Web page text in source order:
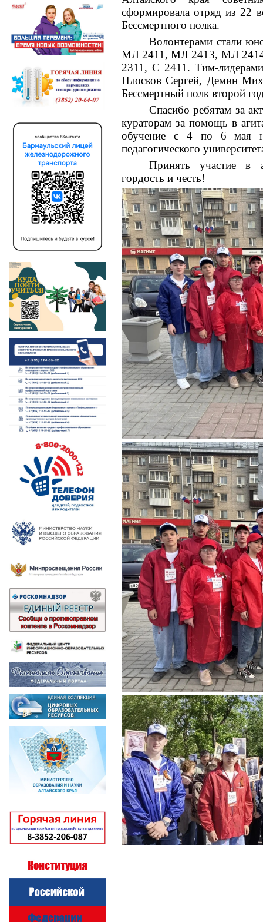
сформировала отряд из 22
Бессмертного полка.
Волонтерами стали
МЛ 2411, МЛ 2413, МЛ
2311, С 2411. Тим-
Плосков Сергей, Демин
Бессмертный полк второй
Спасибо ребятам за
кураторам за помощь в
обучение с 4 по 6 мая на
педагогического
Принять участие в
гордость и честь!